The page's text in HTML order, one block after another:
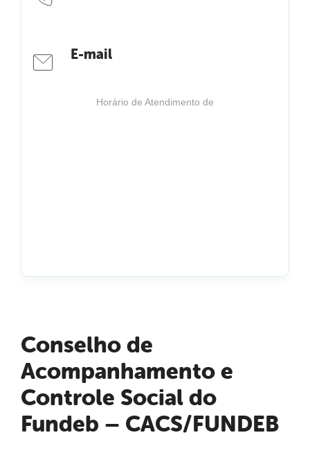
Conselho de
Acompanhamento e
Controle Social do
Fundeb – CACS/FUNDEB
E-mail
Horário de Atendimento de